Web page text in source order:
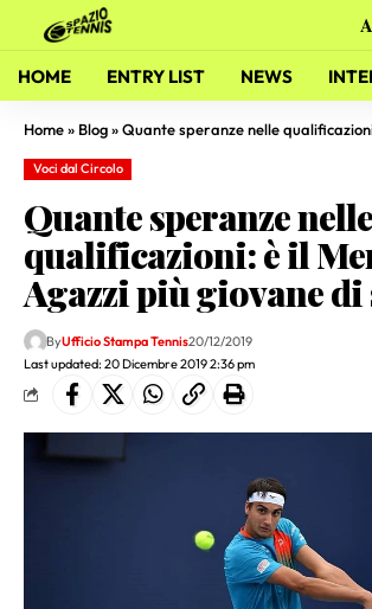
HOME ENTRY LIST NEWS
Home» Blog»Quante speranze nelle qualificazioni: è il Memorial
Voci dal Circolo
Quante speranze nelle
qualificazioni: è il
Agazzi più giovane di
Last updated: 20 Dicembre 2019 2:36 pm
ByUfficio Stampa Tennis20/12/2019